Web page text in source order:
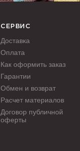
СЕРВИС
Доставка
Оплата
Как оформить заказ
Гарантии
Обмен и возврат
Расчет материалов
Договор публичной
оферты